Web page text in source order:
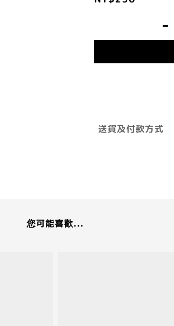
送貨及付款方式
您可能喜歡...